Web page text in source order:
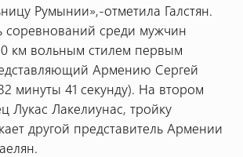
Румынии»,-отметила Галстян.
соревнований среди мужчин
км вольным стилем первым
Армению Сергей
минуты 41 секунду). На втором
Лукас Лакелиунас, тройку
другой представитель Армении